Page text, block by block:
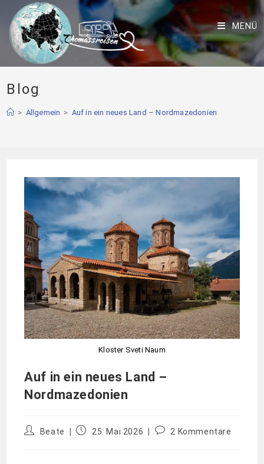
MENÜ
Blog
> Allgemein > Auf in ein neues Land – Nordmazedonien
Kloster Sveti Naum
Auf in ein neues Land –
Nordmazedonien
Beate 25. Mai 2026 2 Kommentare